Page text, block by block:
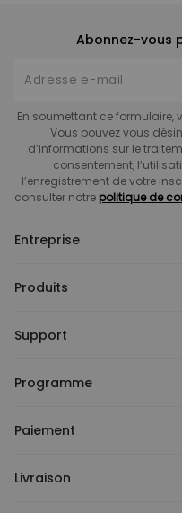
Abonnez-vous
En soumettant ce formulaire,
Vous pouvez vous
d’informations sur le
consentement,
l’enregistrement de votre
consulter notre politique de
Entreprise
Produits
Support
Programme
Paiement
Livraison